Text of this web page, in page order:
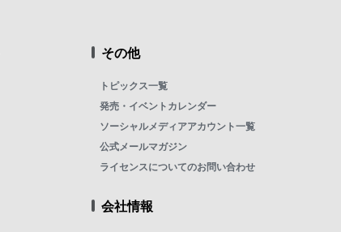
その他
トピックス一覧
発売・イベントカレンダー
ソーシャルメディアアカウント一覧
公式メールマガジン
ライセンスについてのお問い合わせ
会社情報